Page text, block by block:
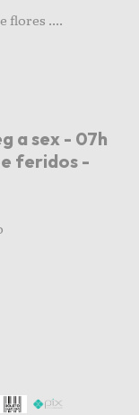
flores ....
a sex - 07h
e feridos -